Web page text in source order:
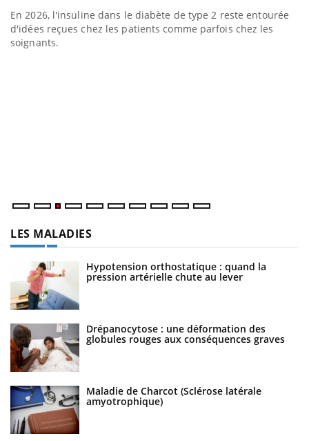
En 2026, l'insuline dans le diabète de type 2 reste entourée
d'idées reçues chez les patients comme parfois chez les
soignants.
LES MALADIES
Hypotension orthostatique : quand la
pression artérielle chute au lever
Drépanocytose : une déformation des
globules rouges aux conséquences graves
Maladie de Charcot (Sclérose latérale
amyotrophique)